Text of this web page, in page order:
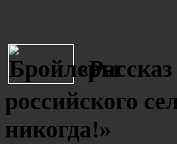
российского
никогда!»